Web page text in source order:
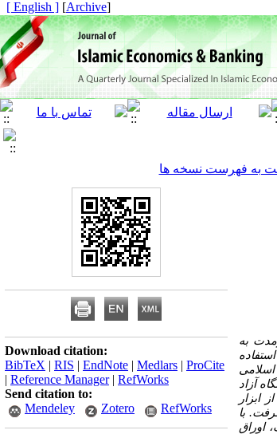
[
Archive
]
[ English ]
به فهرست نسخه ها
به
اسلامی
آزاد
داده‌ها از ابزار
با
اوراق
Download citation:
BibTeX | RIS | EndNote | Medlars | ProCite
| Reference Manager| RefWorks
Send citation to:
Mendeley
Zotero RefWorks